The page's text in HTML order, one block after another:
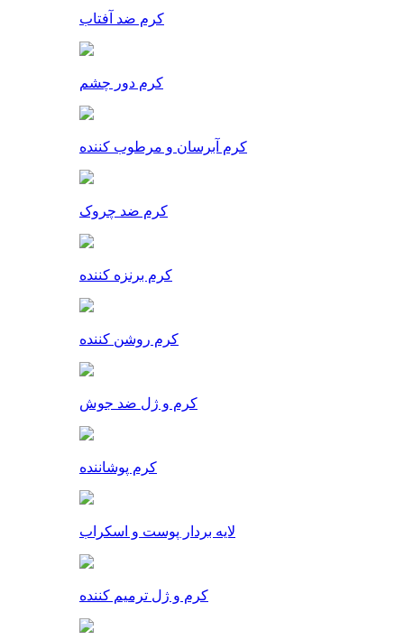
کرم ضد آفتاب
کرم دور چشم
کرم آبرسان و مرطوب کننده
کرم ضد چروک
کرم برنزه کننده
کرم روشن کننده
کرم و ژل ضد جوش
کرم پوشاننده
لایه بردار پوست و اسکراب
کرم و ژل ترمیم کننده